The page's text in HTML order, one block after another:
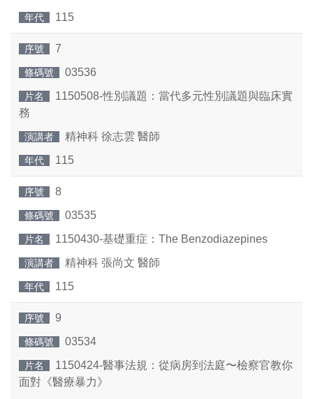
年代 115
序號 7
條碼號 03536
片名
1150508-性別議題：當代多元性別議題與臨床實
務
演講者 精神科 徐志雲 醫師
年代 115
序號 8
條碼號 03535
片名 1150430-基礎重症：The Benzodiazepines
演講者 精神科 張尚文 醫師
年代 115
序號 9
條碼號 03534
片名
1150424-醫事法規：從病房到法庭〜檢察官教你
面對《醫療暴力》